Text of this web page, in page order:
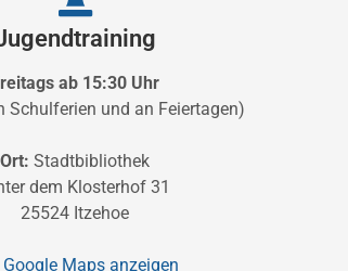
ab 15:30 Uhr
Schulferien und an Feiertagen)
Ort: Stadtbibliothek
dem Klosterhof 31
25524 Itzehoe
Maps anzeigen